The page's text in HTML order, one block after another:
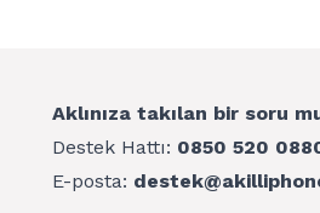
Aklınıza takılan bir soru
Destek Hattı: 0850 520
E-posta: